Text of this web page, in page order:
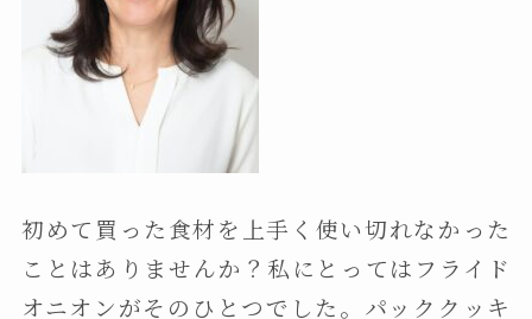
初めて買った食材を上手く使い切れなかった
ことはありませんか？私にとってはフライド
オニオンがそのひとつでした。パッククッキ